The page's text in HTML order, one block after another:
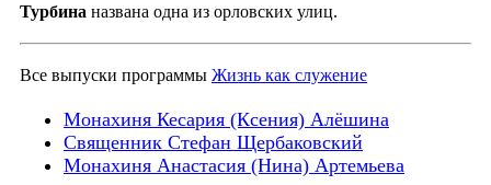
Турбина названа одна из орловских улиц.
Все выпуски программы Жизнь как служение
Монахиня Кесария (Ксения) Алёшина
Священник Стефан Щербаковский
Монахиня Анастасия (Нина) Артемьева